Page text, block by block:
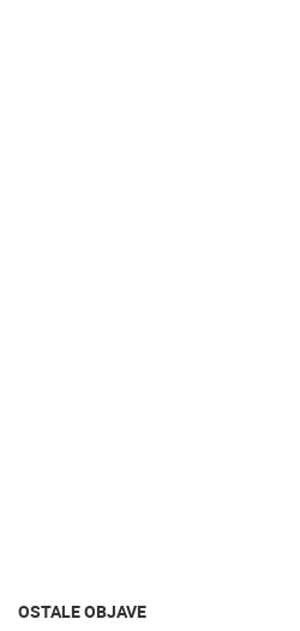
OSTALE OBJAVE